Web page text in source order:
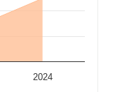
y
Vizcaya, la
2024